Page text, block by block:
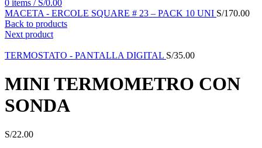
0 items / S/0.00
MACETA - ERCOLE SQUARE # 23 – PACK 10 UNI S/170.00
Back to products
Next product
TERMOSTATO - PANTALLA DIGITAL S/35.00
MINI TERMOMETRO CON
SONDA
S/22.00